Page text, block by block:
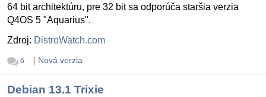
64 bit architektúru, pre 32 bit sa odporúča staršia verzia
Q4OS 5 "Aquarius".
Zdroj: DistroWatch.com
6 | Nová verzia
Debian 13.1 Trixie